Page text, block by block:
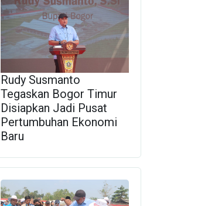
Rudy Susmanto
Tegaskan Bogor Timur
Disiapkan Jadi Pusat
Pertumbuhan Ekonomi
Baru